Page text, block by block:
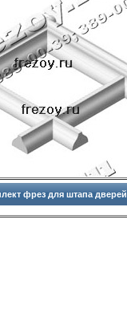
фрез для штапа дверей